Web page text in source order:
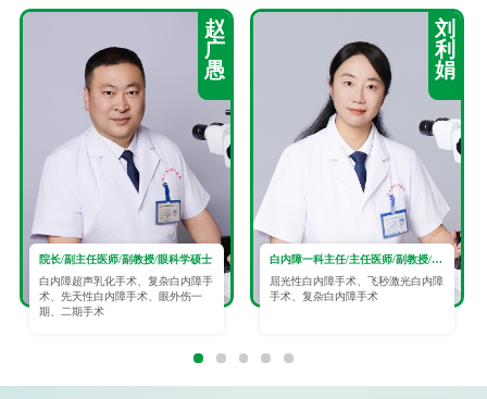
赵
广
愚
院长/副主任医师/副教授/眼科学硕士
白内障超声乳化手术、复杂白内障手
术、先天性白内障手术、眼外伤一
期、二期手术
刘
利
娟
白内障一科主任/主任医师/副教授/眼科学硕士
屈光性白内障手术、飞秒激光白内障
手术、复杂白内障手术